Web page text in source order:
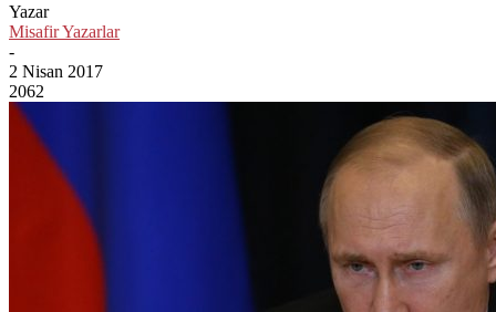
Yazar
Misafir Yazarlar
-
2 Nisan 2017
2062